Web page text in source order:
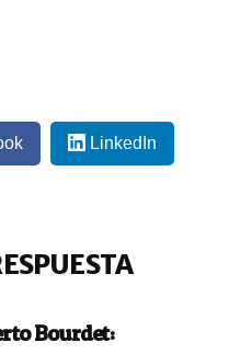
LinkedIn
Bourdet: